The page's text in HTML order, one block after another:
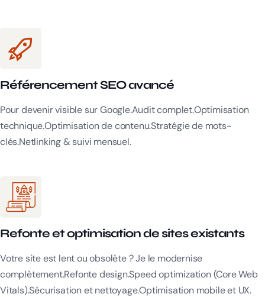
Référencement SEO avancé
Pour devenir visible sur Google.Audit complet.Optimisation
technique.Optimisation de contenu.Stratégie de mots-
clés.Netlinking & suivi mensuel.
Refonte et optimisation de sites existants
Votre site est lent ou obsolète ? Je le modernise
complètement.Refonte design.Speed optimization (Core Web
Vitals).Sécurisation et nettoyage.Optimisation mobile et UX.